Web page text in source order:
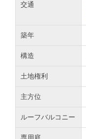
交通
築年
構造
土地権利
主方位
ルーフバルコニー